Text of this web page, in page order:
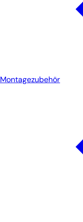
Montagezubehör